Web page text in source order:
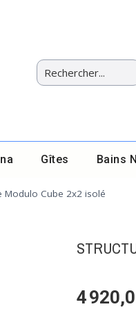
Gîtes Bains
Modulo Cube 2x2 isolé
4